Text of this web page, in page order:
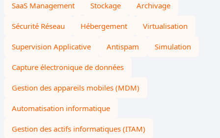
SaaS Management Stockage Archivage
Sécurité Réseau Hébergement Virtualisation
Supervision Applicative Antispam Simulation
Capture électronique de données
Gestion des appareils mobiles (MDM)
Automatisation informatique
Gestion des actifs informatiques (ITAM)